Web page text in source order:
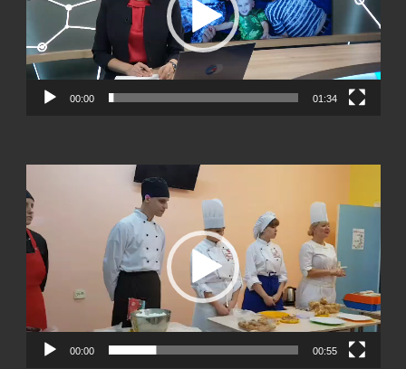
00:00 01:34
00:00 00:55